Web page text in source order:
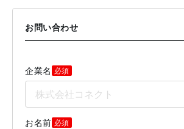
お問い合わせ
企業名 必須
お名前 必須